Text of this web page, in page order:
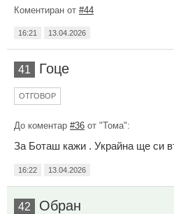
Коментиран от #44
16:21 13.04.2026
41 Гоце
ОТГОВОР
До коментар #36 от "Тома":
За Боташ кажи . Украйна ще си
16:22 13.04.2026
42 Обран